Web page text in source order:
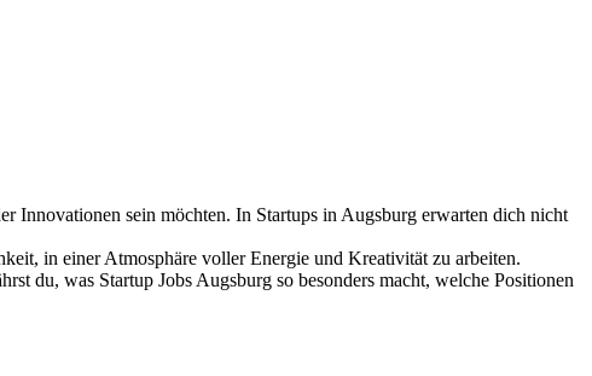
Innovationen sein möchten. In Startups in Augsburg erwarten dich nicht
in einer Atmosphäre voller Energie und Kreativität zu arbeiten.
du, was Startup Jobs Augsburg so besonders macht, welche Positionen